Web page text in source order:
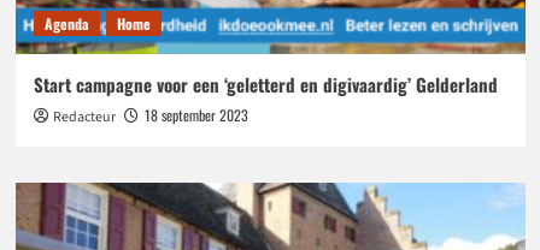
Agenda Home
Start campagne voor een ‘geletterd en digivaardig’ Gelderland
Redacteur 18 september 2023